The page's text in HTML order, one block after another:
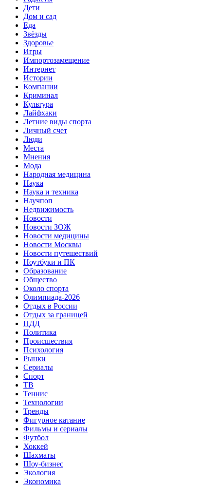
Дети
Дом и сад
Еда
Звёзды
Здоровье
Игры
Импортозамещение
Интернет
Истории
Компании
Криминал
Культура
Лайфхаки
Летние виды спорта
Личный счет
Люди
Места
Мнения
Мода
Народная медицина
Наука
Наука и техника
Научпоп
Недвижимость
Новости
Новости ЗОЖ
Новости медицины
Новости Москвы
Новости путешествий
Ноутбуки и ПК
Образование
Общество
Около спорта
Олимпиада-2026
Отдых в России
Отдых за границей
ПДД
Политика
Происшествия
Психология
Рынки
Сериалы
Спорт
ТВ
Теннис
Технологии
Тренды
Фигурное катание
Фильмы и сериалы
Футбол
Хоккей
Шахматы
Шоу-бизнес
Экология
Экономика